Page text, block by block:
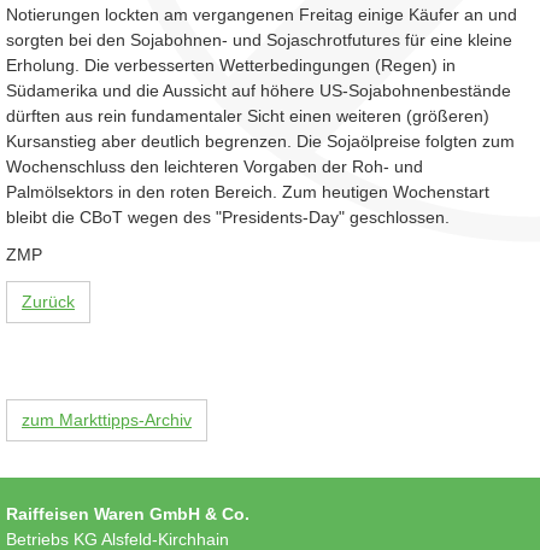
Notierungen lockten am vergangenen Freitag einige Käufer an und
sorgten bei den Sojabohnen- und Sojaschrotfutures für eine kleine
Erholung. Die verbesserten Wetterbedingungen (Regen) in
Südamerika und die Aussicht auf höhere US-Sojabohnenbestände
dürften aus rein fundamentaler Sicht einen weiteren (größeren)
Kursanstieg aber deutlich begrenzen. Die Sojaölpreise folgten zum
Wochenschluss den leichteren Vorgaben der Roh- und
Palmölsektors in den roten Bereich. Zum heutigen Wochenstart
bleibt die CBoT wegen des "Presidents-Day" geschlossen.
ZMP
Zurück
zum Markttipps-Archiv
Raiffeisen Waren GmbH & Co.
Betriebs KG Alsfeld-Kirchhain